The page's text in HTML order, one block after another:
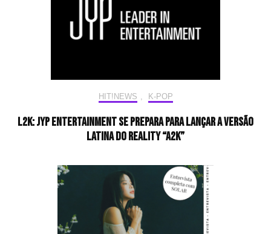
HIT!NEWS K-POP
L2K: JYP Entertainment se prepara para lançar a versão
latina do reality “A2K”